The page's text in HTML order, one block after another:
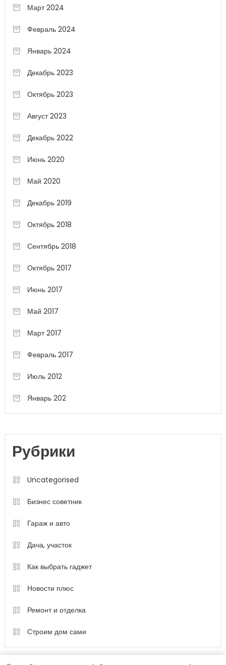
Март 2024
Февраль 2024
Январь 2024
Декабрь 2023
Октябрь 2023
Август 2023
Декабрь 2022
Июнь 2020
Май 2020
Декабрь 2019
Октябрь 2018
Сентябрь 2018
Октябрь 2017
Июнь 2017
Май 2017
Март 2017
Февраль 2017
Июль 2012
Январь 202
Рубрики
Uncategorised
Бизнес советник
Гараж и авто
Дача, участок
Как выбрать гаджет
Новости плюс
Ремонт и отделка
Строим дом сами